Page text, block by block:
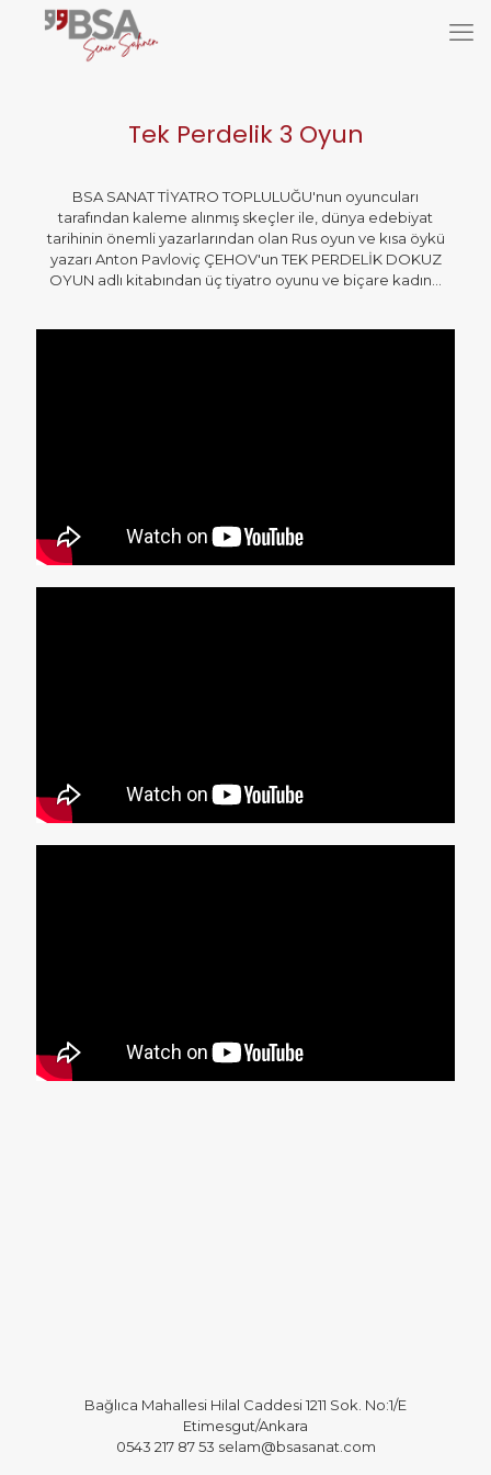
Tek Perdelik 3 Oyun
BSA SANAT TİYATRO TOPLULUĞU'nun oyuncuları
tarafından kaleme alınmış skeçler ile, dünya edebiyat
tarihinin önemli yazarlarından olan Rus oyun ve kısa öykü
yazarı Anton Pavloviç ÇEHOV'un TEK PERDELİK DOKUZ
OYUN adlı kitabından üç tiyatro oyunu ve biçare kadın...
Bağlıca Mahallesi Hilal Caddesi 1211 Sok. No:1/E
Etimesgut/Ankara
0543 217 87 53 selam@bsasanat.com